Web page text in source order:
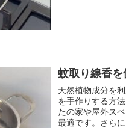
蚊取り線香
天然植物成分を
を手作りする方
たの家や屋外ス
最適です。さら